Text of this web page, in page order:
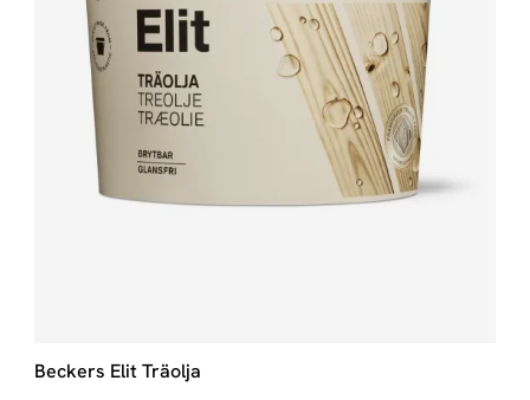
Beckers Elit Träolja